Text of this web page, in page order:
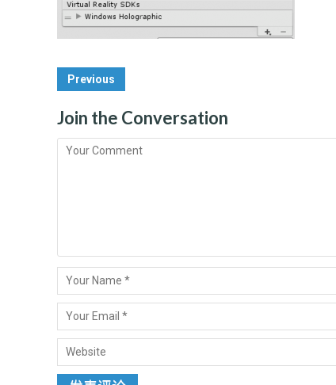
Post
Navigation
Previous
Join the Conversation